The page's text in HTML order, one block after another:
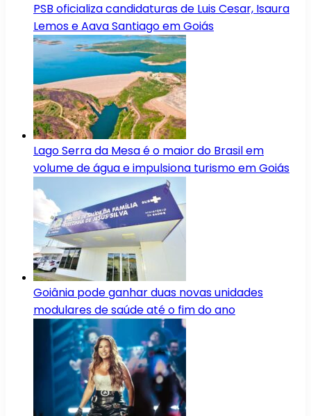
PSB oficializa candidaturas de Luis Cesar, Isaura
Lemos e Aava Santiago em Goiás
Lago Serra da Mesa é o maior do Brasil em
volume de água e impulsiona turismo em Goiás
Goiânia pode ganhar duas novas unidades
modulares de saúde até o fim do ano